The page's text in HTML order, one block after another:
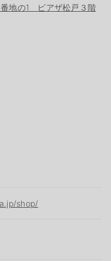
地の1 ピアザ松戸３階
shop/